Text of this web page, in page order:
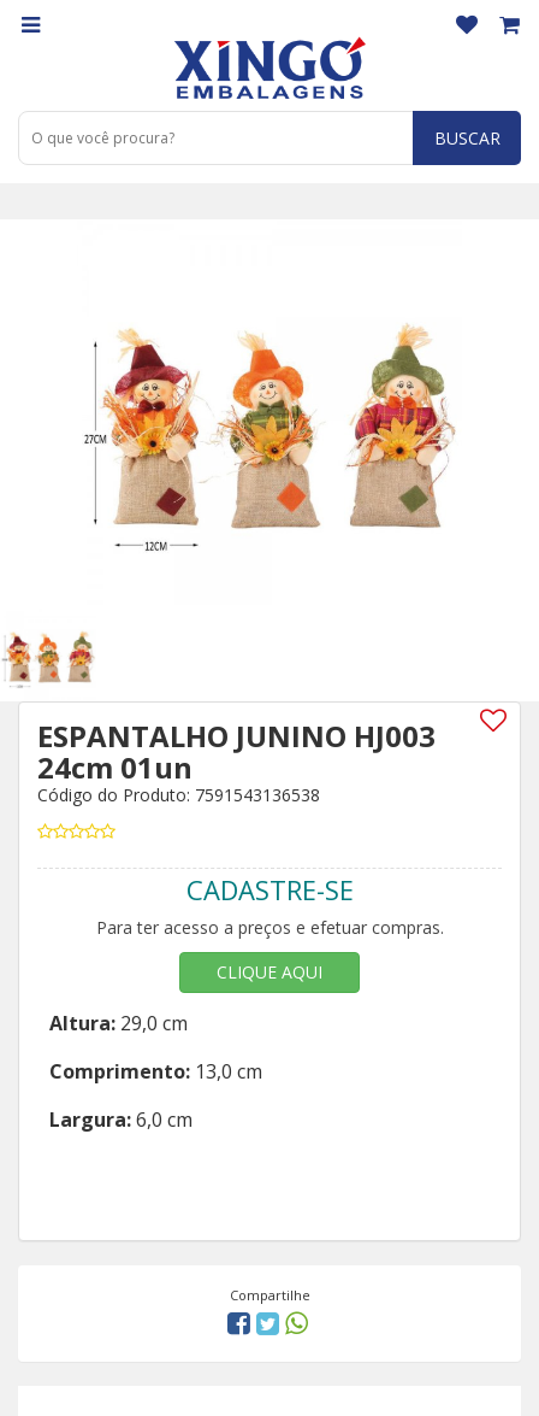
BUSCAR
ESPANTALHO JUNINO HJ003
24cm 01un
Código do Produto: 7591543136538
CADASTRE-SE
Para ter acesso a preços e efetuar compras.
CLIQUE AQUI
Altura: 29,0 cm
Comprimento: 13,0 cm
Largura:6,0 cm
Compartilhe